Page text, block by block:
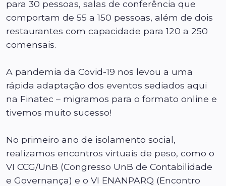
para 30 pessoas, salas de conferência que
comportam de 55 a 150 pessoas, além de dois
restaurantes com capacidade para 120 a 250
comensais.
A pandemia da Covid-19 nos levou a uma
rápida adaptação dos eventos sediados aqui
na Finatec – migramos para o formato online e
tivemos muito sucesso!
No primeiro ano de isolamento social,
realizamos encontros virtuais de peso, como o
VI CCG/UnB (Congresso UnB de Contabilidade
e Governança) e o VI ENANPARQ (Encontro